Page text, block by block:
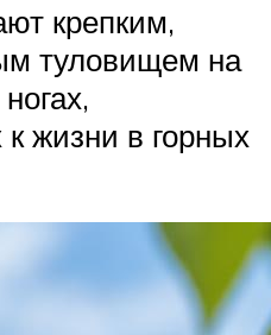
крепким,
туловищем на
жизни в горных